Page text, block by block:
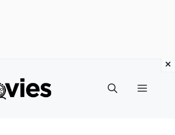
Menu